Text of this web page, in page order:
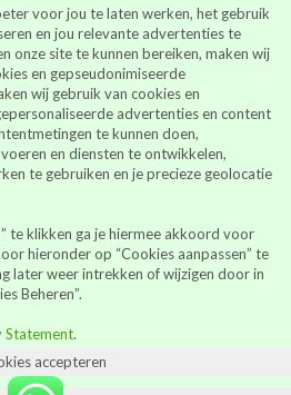
B.V.)
voor jou te laten werken, het gebruik
en jou relevante advertenties te
onze site te kunnen bereiken, maken wij
en gepseudonimiseerde
wij gebruik van cookies en
advertenties en content
te kunnen doen,
en diensten te ontwikkelen,
te gebruiken en je precieze geolocatie
te klikken ga je hiermee akkoord voor
hieronder op “Cookies aanpassen” te
later weer intrekken of wijzigen door in
Beheren”.
Statement.
accepteren